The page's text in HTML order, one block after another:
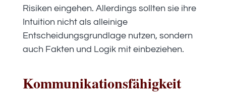
Risiken eingehen. Allerdings sollten sie ihre
Intuition nicht als alleinige
Entscheidungsgrundlage nutzen, sondern
auch Fakten und Logik mit einbeziehen.
Kommunikationsfähigkeit